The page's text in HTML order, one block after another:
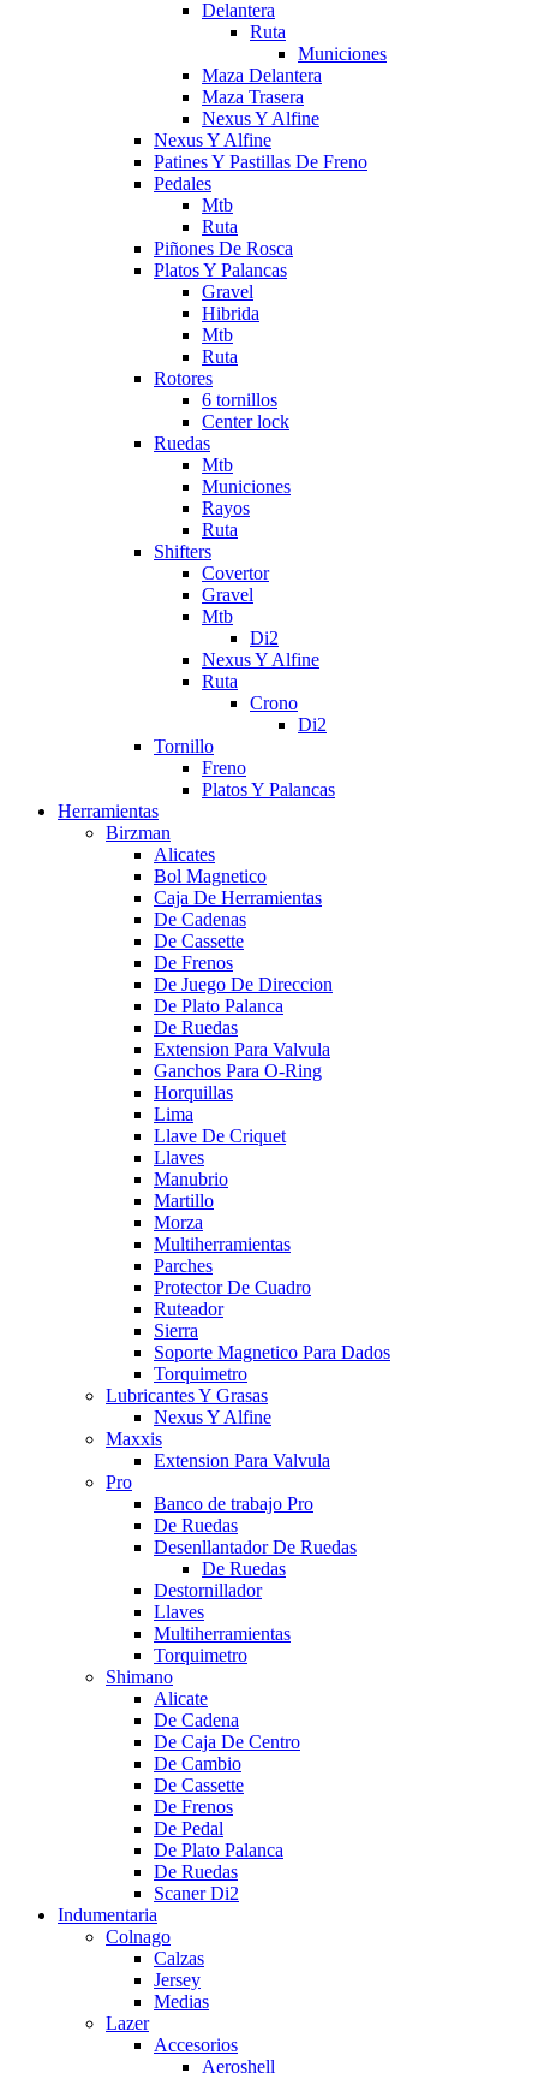
Delantera
Ruta
Municiones
Maza Delantera
Maza Trasera
Nexus Y Alfine
Nexus Y Alfine
Patines Y Pastillas De Freno
Pedales
Mtb
Ruta
Piñones De Rosca
Platos Y Palancas
Gravel
Hibrida
Mtb
Ruta
Rotores
6 tornillos
Center lock
Ruedas
Mtb
Municiones
Rayos
Ruta
Shifters
Covertor
Gravel
Mtb
Di2
Nexus Y Alfine
Ruta
Crono
Di2
Tornillo
Freno
Platos Y Palancas
Herramientas
Birzman
Alicates
Bol Magnetico
Caja De Herramientas
De Cadenas
De Cassette
De Frenos
De Juego De Direccion
De Plato Palanca
De Ruedas
Extension Para Valvula
Ganchos Para O-Ring
Horquillas
Lima
Llave De Criquet
Llaves
Manubrio
Martillo
Morza
Multiherramientas
Parches
Protector De Cuadro
Ruteador
Sierra
Soporte Magnetico Para Dados
Torquimetro
Lubricantes Y Grasas
Nexus Y Alfine
Maxxis
Extension Para Valvula
Pro
Banco de trabajo Pro
De Ruedas
Desenllantador De Ruedas
De Ruedas
Destornillador
Llaves
Multiherramientas
Torquimetro
Shimano
Alicate
De Cadena
De Caja De Centro
De Cambio
De Cassette
De Frenos
De Pedal
De Plato Palanca
De Ruedas
Scaner Di2
Indumentaria
Colnago
Calzas
Jersey
Medias
Lazer
Accesorios
Aeroshell